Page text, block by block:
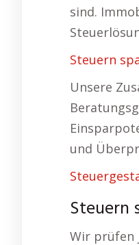
sind.
Steuern
Unsere
und
Steuern
Wir prüfen